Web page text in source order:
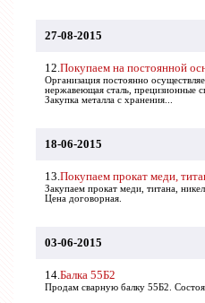
27-08-2015
12.Покупаем на постоянной
Организация постоянно
нержавеющая сталь, прецизионные
Закупка металла с хранения...
18-06-2015
13.Покупаем прокат меди,
Закупаем прокат меди, титана,
Цена договорная.
03-06-2015
14.Балка 55Б2
Продам сварную балку 55Б2.